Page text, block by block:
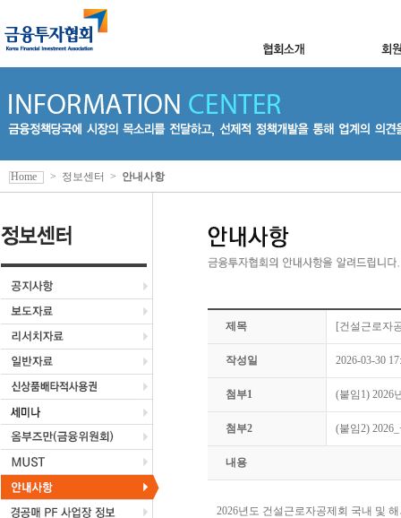
Home > 정보센터 > 안내사항
제목 [건설근로자
작성일 2026-03-30
첨부1 (붙임1) 2026
첨부2 (붙임2)
내용
2026년도 건설근로자공제회 국내 및